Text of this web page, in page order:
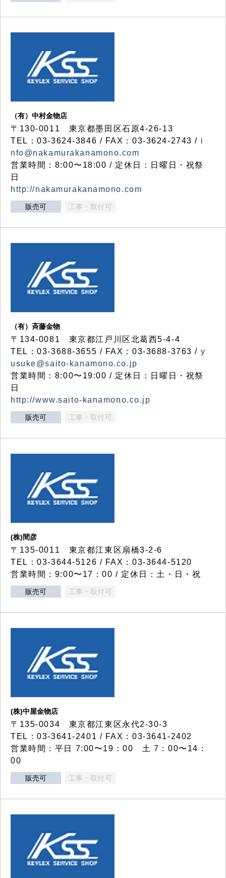
（有）中村金物店
〒130-0011 東京都墨田区石原4-26-13
TEL：03-3624-3846 / FAX：03-3624-2743 / i
nfo@nakamurakanamono.com
営業時間：8:00〜18:00 / 定休日：日曜日・祝祭
日
http://nakamurakanamono.com
販売可 工事・取付可
（有）斉藤金物
〒134-0081 東京都江戸川区北葛西5-4-4
TEL：03-3688-3655 / FAX：03-3688-3763 / y
usuke@saito-kanamono.co.jp
営業時間：8:00〜19:00 / 定休日：日曜日・祝祭
日
http://www.saito-kanamono.co.jp
販売可 工事・取付可
(株)間彦
〒135-0011 東京都江東区扇橋3-2-6
TEL：03-3644-5126 / FAX：03-3644-5120
営業時間：9:00〜17：00 / 定休日：土・日・祝
販売可 工事・取付可
(株)中屋金物店
〒135-0034 東京都江東区永代2-30-3
TEL：03-3641-2401 / FAX：03-3641-2402
営業時間：平日 7:00〜19：00 土 7：00〜14：
00
販売可 工事・取付可